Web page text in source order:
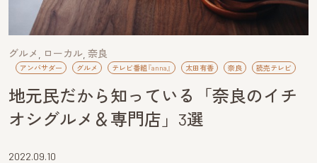
グルメ ローカル 奈良
アンバサダー グルメ テレビ番組『anna』 太田有香 奈良 読売テレビ
地元民だから知っている「奈良のイチ
オシグルメ＆専門店」3選
2022.09.10